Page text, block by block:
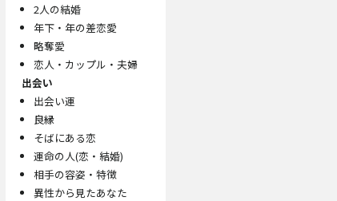
2人の結婚
年下・年の差恋愛
略奪愛
恋人・カップル・夫婦
出会い
出会い運
良縁
そばにある恋
運命の人(恋・結婚)
相手の容姿・特徴
異性から見たあなた